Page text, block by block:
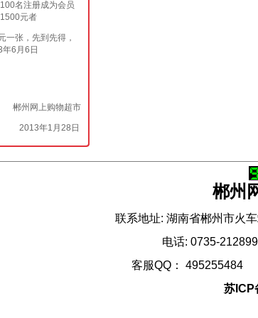
名注册成为会员
元者
一张，先到先得，
6月6日
购物超市
月28日
郴州
联系地址: 湖南省郴州市火
电话: 0735-
客服QQ： 495255484
苏ICP